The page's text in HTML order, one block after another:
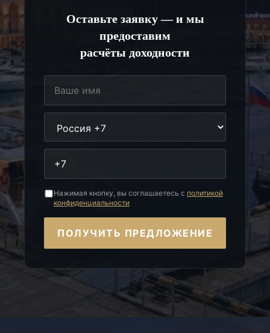
Оставьте заявку — и мы
предоставим
расчёты доходности
Нажимая кнопку, вы соглашаетесь с политикой
конфиденциальности
ПОЛУЧИТЬ ПРЕДЛОЖЕНИЕ